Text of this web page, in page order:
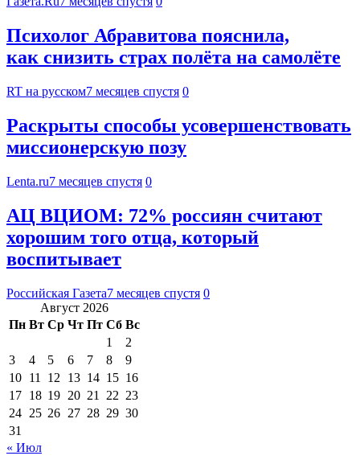
Психолог Абравитова пояснила,
как снизить страх полёта на самолёте
RT на русском7 месяцев спустя 0
Раскрыты способы усовершенствовать
миссионерскую позу
Lenta.ru7 месяцев спустя 0
АЦ ВЦИОМ: 72% россиян считают
хорошим того отца, который
воспитывает
Российская Газета7 месяцев спустя 0
Август 2026
Пн Вт Ср Чт Пт Сб Вс
1
2
3
4 5 6 7 8
9
10 11 12 13 14 15 16
17 18 19 20 21 22 23
24 25 26 27 28 29 30
31
« Июл